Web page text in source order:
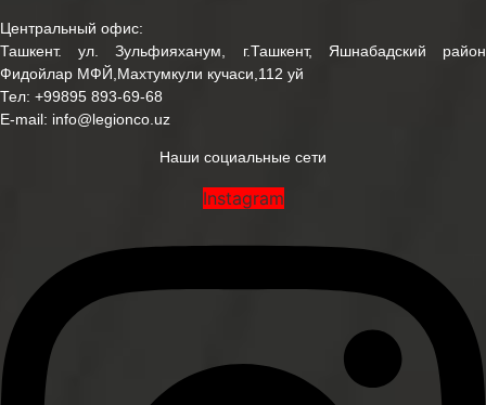
Центральный офис:
Ташкент. ул. Зульфияханум, г.Ташкент, Яшнабадский район
Фидойлар МФЙ,Махтумкули кучаси,112 уй
Тел: +99895 893-69-68
E-mail: info@legionco.uz
Наши социальные сети
Instagram